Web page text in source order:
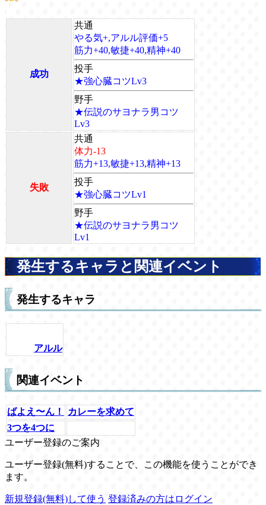
成功
共通
やる気+,アルル評価+5
筋力+40,敏捷+40,精神+40
投手
★強心臓コツLv3
野手
★伝説のサヨナラ男コツ
Lv3
失敗
共通
体力-13
筋力+13,敏捷+13,精神+13
投手
★強心臓コツLv1
野手
★伝説のサヨナラ男コツ
Lv1
発生するキャラと関連イベント
発生するキャラ
アルル
関連イベント
ばよえ〜ん！
カレーを求めて
3つを4つに
ユーザー登録のご案内
ユーザー登録(無料)することで、この機能を使うことができ
ます。
新規登録(無料)して使う 登録済みの方はログイン